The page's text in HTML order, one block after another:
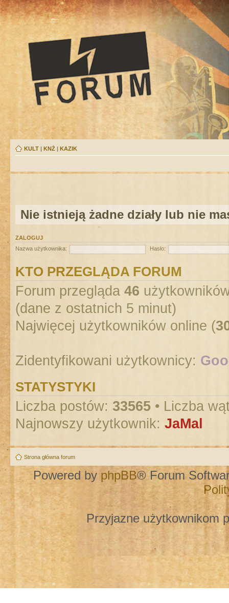
KULT | KNŻ | KAZIK
Nie istnieją żadne działy lub nie
ZALOGUJ
Nazwa użytkownika:
Hasło:
KTO PRZEGLĄDA FORUM
Forum przegląda 46
(dane z ostatnich 5 minut)
Najwięcej użytkowników online (
Zidentyfikowani użytkownicy:
STATYSTYKI
Liczba postów: 33565 • Liczba
Najnowszy użytkownik: JaMal
Strona główna forum
Powered by phpBB® Forum
Przyjazne użytkownikom